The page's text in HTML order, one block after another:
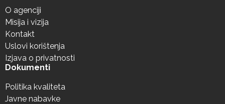
O agenciji
Misija i vizija
Kontakt
Uslovi korištenja
Izjava o privatnosti
Dokumenti
Politika kvaliteta
Javne nabavke